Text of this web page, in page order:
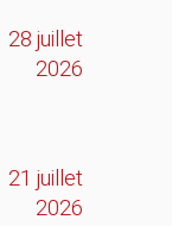
28 juillet
2026
21 juillet
2026